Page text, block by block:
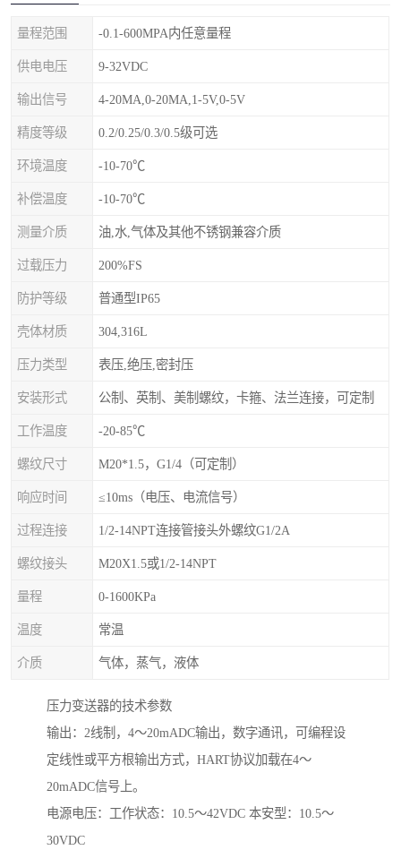
量程范围 -0.1-600MPA内任意量程
供电电压 9-32VDC
输出信号 4-20MA,0-20MA,1-5V,0-5V
精度等级 0.2/0.25/0.3/0.5级可选
环境温度 -10-70℃
补偿温度 -10-70℃
测量介质 油,水,气体及其他不锈钢兼容介质
过载压力 200%FS
防护等级 普通型IP65
壳体材质 304,316L
压力类型 表压,绝压,密封压
安装形式 公制、英制、美制螺纹，卡箍、法兰连接，可定制
工作温度 -20-85℃
螺纹尺寸 M20*1.5，G1/4（可定制）
响应时间 ≤10ms（电压、电流信号）
过程连接 1/2-14NPT连接管接头外螺纹G1/2A
螺纹接头 M20X1.5或1/2-14NPT
量程 0-1600KPa
温度 常温
介质 气体，蒸气，液体
压力变送器的技术参数
输出：2线制，4～20mADC输出，数字通讯，可编程设
定线性或平方根输出方式，HART协议加载在4～
20mADC信号上。
电源电压：工作状态：10.5～42VDC 本安型：10.5～
30VDC